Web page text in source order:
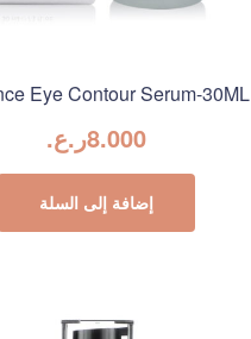
Eye Contour Serum-30ML
8.000ر.ع.
إضافة إلى السلة